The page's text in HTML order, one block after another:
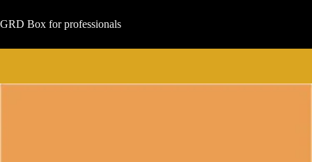
στο
περιεχόμενο
GRD Box for professionals